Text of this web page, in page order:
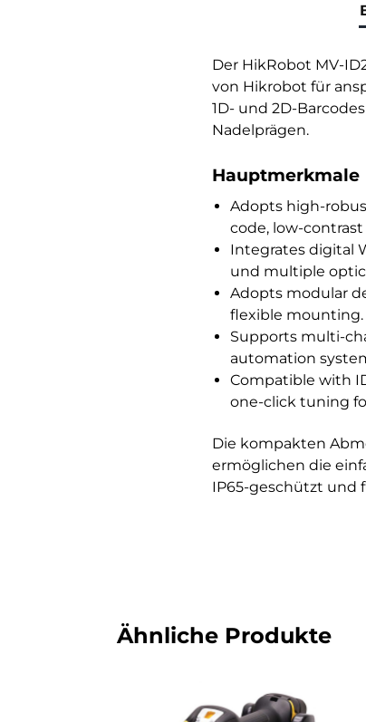
Der HikRobot MV-
von Hikrobot für
1D- und 2D-
Nadelprägen.
Hauptmerkmale
Adopts high-
code, low-
Integrates digital
und multiple
Adopts modular
flexible mounting.
Supports multi-
automation
Compatible with
one-click tuning
Die kompakten
ermöglichen die
IP65-geschützt und
Ähnliche Produkte